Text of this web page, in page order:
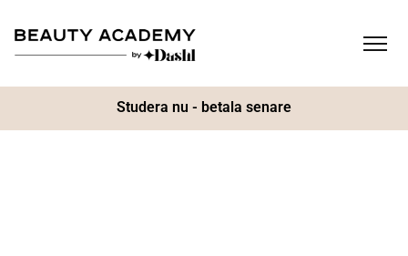
Studera nu - betala senare